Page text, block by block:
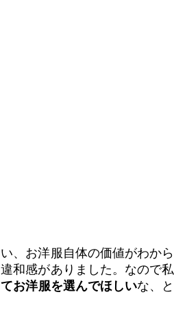
、お洋服自体の価値がわから
和感がありました。なので私
お洋服を選んでほしいな、と